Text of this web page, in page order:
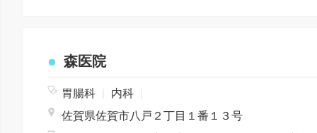
森医院
胃腸科 内科
佐賀県佐賀市八戸２丁目１番１３号